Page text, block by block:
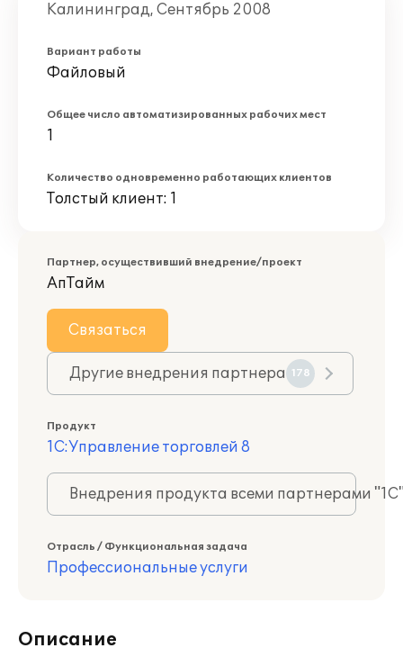
Калининград, Сентябрь 2008
Вариант работы
Файловый
Общее число автоматизированных рабочих мест
1
Количество одновременно работающих клиентов
Толстый клиент: 1
Партнер, осуществивший внедрение/проект
АпТайм
Связаться
Другие внедрения партнера 178
Продукт
1С:Управление торговлей 8
Внедрения продукта всеми партнерами
Отрасль / Функциональная задача
Профессиональные услуги
Описание